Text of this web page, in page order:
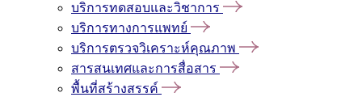
บริการทดสอบและวิชาการ
บริการทางการแพทย์
บริการตรวจวิเคราะห์คุณภาพ
สารสนเทศและการสื่อสาร
พื้นที่สร้างสรรค์